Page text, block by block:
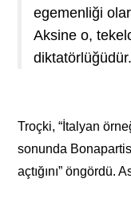
egemenliği
Aksine o,
diktatörlüğüdür.
Troçki, “İtalyan
sonunda
açtığını” öngördü.